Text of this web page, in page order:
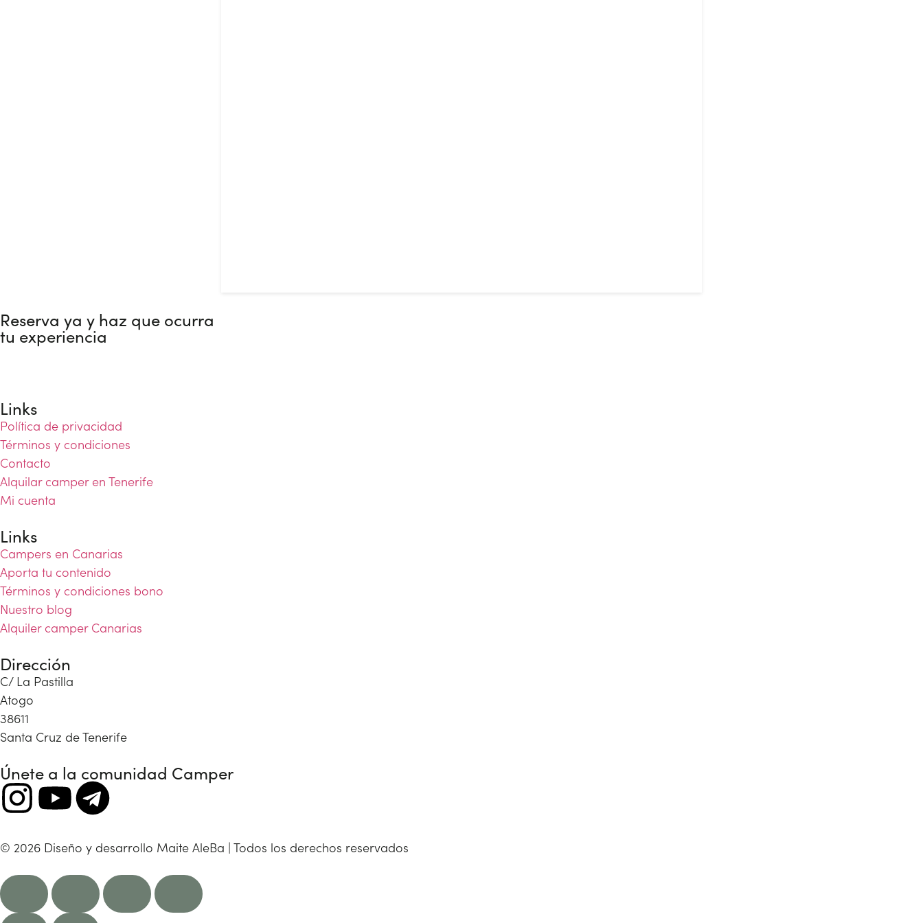
Reserva ya y haz que ocurra
tu experiencia
Links
Política de privacidad
Términos y condiciones
Contacto
Alquilar camper en Tenerife
Mi cuenta
Links
Campers en Canarias
Aporta tu contenido
Términos y condiciones bono
Nuestro blog
Alquiler camper Canarias
Dirección
C/ La Pastilla
Atogo
38611
Santa Cruz de Tenerife
Únete a la comunidad Camper
© 2026 Diseño y desarrollo Maite AleBa | Todos los derechos reservados